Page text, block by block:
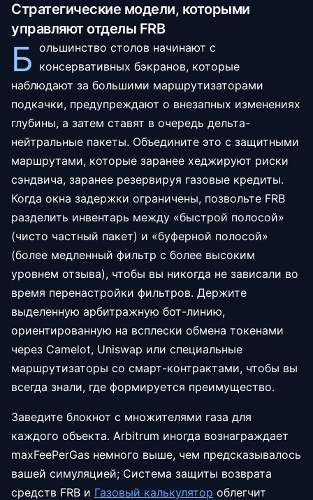
Стратегические модели, которыми
управляют отделы FRB
Б ольшинство столов начинают с
консервативных бэкранов, которые
наблюдают за большими маршрутизаторами
подкачки, предупреждают о внезапных изменениях
глубины, а затем ставят в очередь дельта-
нейтральные пакеты. Объедините это с защитными
маршрутами, которые заранее хеджируют риски
сэндвича, заранее резервируя газовые кредиты.
Когда окна задержки ограничены, позвольте FRB
разделить инвентарь между «быстрой полосой»
(чисто частный пакет) и «буферной полосой»
(более медленный фильтр с более высоким
уровнем отзыва), чтобы вы никогда не зависали во
время перенастройки фильтров. Держите
выделенную арбитражную бот-линию,
ориентированную на всплески обмена токенами
через Camelot, Uniswap или специальные
маршрутизаторы со смарт-контрактами, чтобы вы
всегда знали, где формируется преимущество.
Заведите блокнот с множителями газа для
каждого объекта. Arbitrum иногда вознаграждает
maxFeePerGas немного выше, чем предсказывалось
вашей симуляцией; Система защиты возврата
средств FRB и Газовый калькулятор облегчит